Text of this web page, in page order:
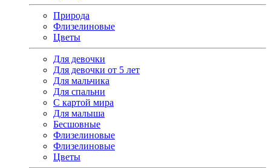
Природа
Флизелиновые
Цветы
Для девочки
Для девочки от 5 лет
Для мальчика
Для спальни
С картой мира
Для малыша
Бесшовные
Флизелиновые
Флизелиновые
Цветы